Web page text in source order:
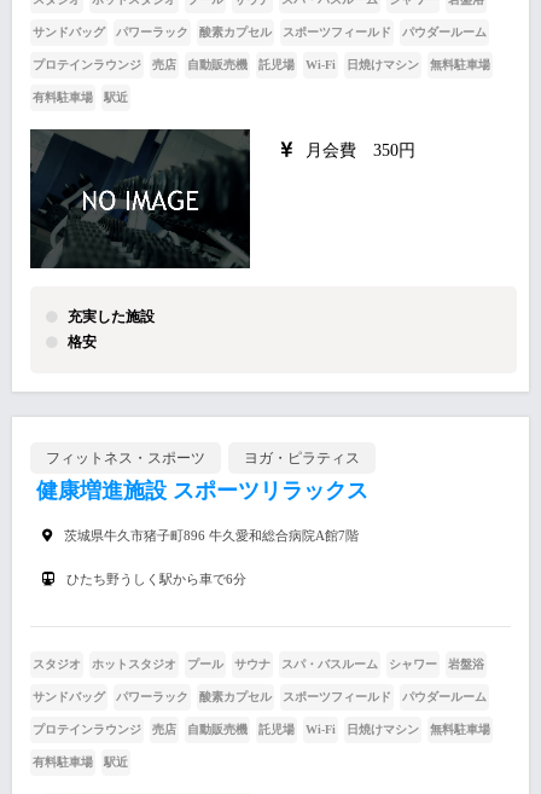
サンドバッグ パワーラック 酸素カプセル スポーツフィールド パウダールーム
プロテインラウンジ 売店 自動販売機 託児場 Wi-Fi 日焼けマシン 無料駐車場
有料駐車場 駅近
月会費 350円
充実した施設
格安
フィットネス・スポーツ ヨガ・ピラティス
健康増進施設 スポーツリラックス
茨城県牛久市猪子町896 牛久愛和総合病院A館7階
ひたち野うしく駅から車で6分
スタジオ ホットスタジオ プール サウナ スパ・バスルーム シャワー 岩盤浴
サンドバッグ パワーラック 酸素カプセル スポーツフィールド パウダールーム
プロテインラウンジ 売店 自動販売機 託児場 Wi-Fi 日焼けマシン 無料駐車場
有料駐車場 駅近